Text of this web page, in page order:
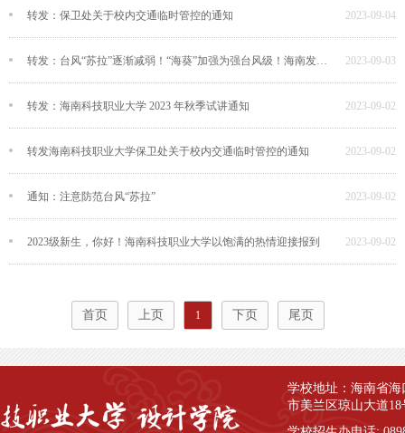
转发：保卫处关于校内交通临时管控的通知 2023-09-04
转发：台风“苏拉”逐渐减弱！“海葵”加强为强台风级！海南发布台风四级预警 2023-09-03
转发：海南科技职业大学 2023 年秋季试讲通知 2023-09-02
转发海南科技职业大学保卫处关于校内交通临时管控的通知 2023-09-02
通知：注意防范台风“苏拉” 2023-09-02
2023级新生，你好！海南科技职业大学以饱满的热情迎接报到 2023-09-02
首页 上页 1 下页 尾页
学校地址：海南省海
市美兰区琼山大道18